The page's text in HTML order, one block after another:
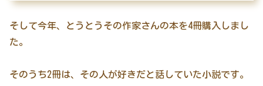
そして今年、とうとうその作家さんの本を4冊購入しまし
た。
そのうち2冊は、その人が好きだと話していた小説です。